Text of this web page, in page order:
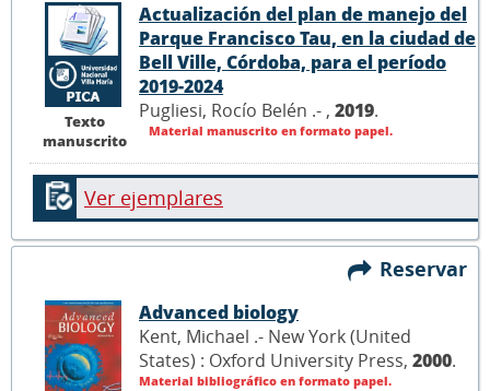
Texto
manuscrito
Actualización del plan de manejo del
Parque Francisco Tau, en la ciudad de
Bell Ville, Córdoba, para el período
2019-2024
Pugliesi, Rocío Belén .- , 2019.
Material manuscrito en formato papel.
Ver ejemplares
Reservar
Advanced biology
Kent, Michael .- New York (United
States) : Oxford University Press, 2000.
Material bibliográfico en formato papel.